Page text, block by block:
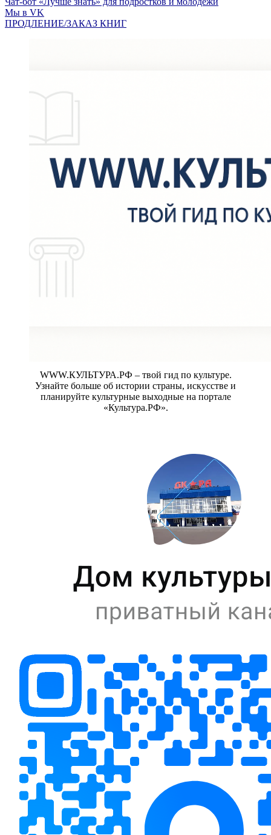
Мы в VK
ПРОДЛЕНИЕ/ЗАКАЗ КНИГ
WWW.КУЛЬТУРА.РФ – твой гид по культуре.
Узнайте больше об истории страны, искусстве и
планируйте культурные выходные на портале
«Культура.РФ».